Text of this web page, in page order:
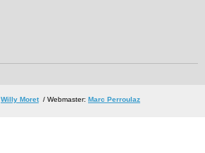
Willy Moret/ Webmaster: Marc Perroulaz